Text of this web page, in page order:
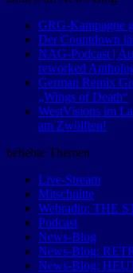
GRG-Kampagne
Der Countdown
NAG-Podcast |
reworked
German Remix
„Wings of Death“
WestVisions im
am Zwölften!
beliebte Themen
Live-Stream
Mitschnitte
Webradio: THE
Podcast
News-Blog
News-Blog:
News-Blog: